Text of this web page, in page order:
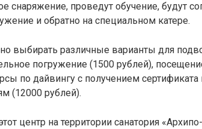
снаряжение, проведут обучение, будут
и обратно на специальном катере.
выбирать различные варианты для
погружение (1500 рублей),
по дайвингу с получением
(12000 рублей).
центр на территории санатория